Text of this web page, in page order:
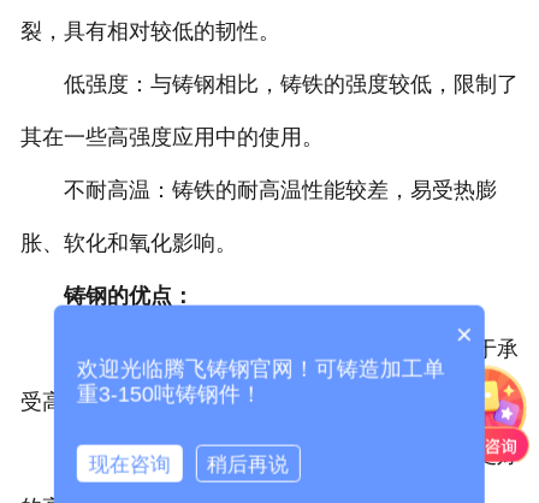
裂，具有相对较低的韧性。
低强度：与铸钢相比，铸铁的强度较低，限制了
其在一些高强度应用中的使用。
不耐高温：铸铁的耐高温性能较差，易受热膨
胀、软化和氧化影响。
铸钢的优点：
高强度：铸钢具有较高的强度和韧性，适用于承
受高载荷和冲击力的工作条件。
耐高温性：相对于铸铁而言，铸钢材料具有更好
×
欢迎光临腾飞铸钢官网！可铸造加工单
重3-150吨铸钢件！
现在咨询 稍后再说